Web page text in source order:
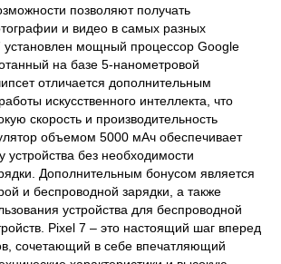
позволяют получать
и видео в самых разных
установлен мощный процессор Google
на базе 5-нанометровой
отличается дополнительным
искусственного интеллекта, что
скорость и производительность
объемом 5000 мАч обеспечивает
устройства без необходимости
Дополнительным бонусом является
и беспроводной зарядки, а также
устройства для беспроводной
Pixel 7 – это настоящий шаг вперед
сочетающий в себе впечатляющий